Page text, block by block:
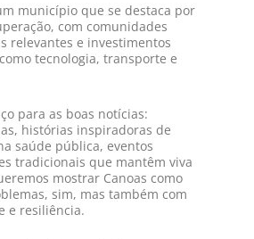
município que se destaca por
com comunidades
relevantes e investimentos
tecnologia, transporte e
para as boas notícias:
histórias inspiradoras de
saúde pública, eventos
tradicionais que mantêm viva
mostrar Canoas como
sim, mas também com
e resiliência.